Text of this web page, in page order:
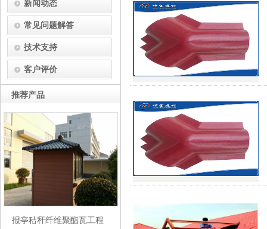
新闻动态
常见问题解答
技术支持
客户评价
推荐产品
报亭秸秆纤维聚酯瓦工程